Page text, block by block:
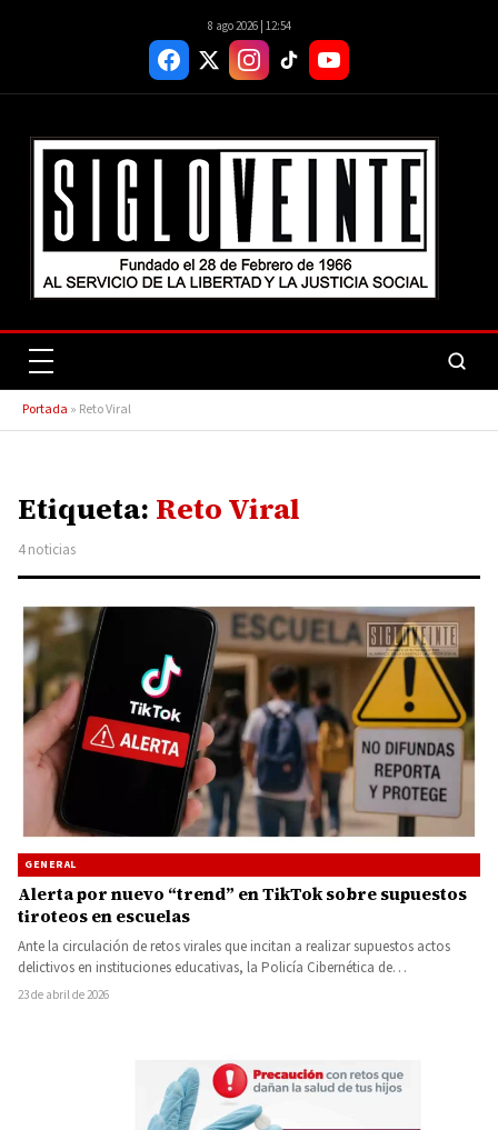
8 ago 2026 | 12:54
Portada » Reto Viral
Etiqueta: Reto Viral
4 noticias
GENERAL
Alerta por nuevo “trend” en TikTok sobre supuestos
tiroteos en escuelas
Ante la circulación de retos virales que incitan a realizar supuestos actos
delictivos en instituciones educativas, la Policía Cibernética de…
23 de abril de 2026